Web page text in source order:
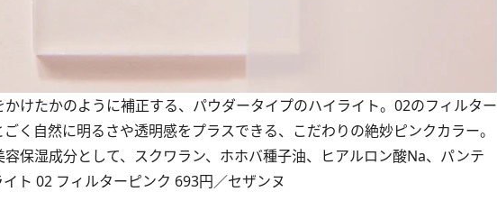
けたかのように補正する、パウダータイプのハイライト。02のフィルター
く自然に明るさや透明感をプラスできる、こだわりの絶妙ピンクカラー。
保湿成分として、スクワラン、ホホバ種子油、ヒアルロン酸Na、パンテ
ト 02 フィルターピンク 693円／セザンヌ